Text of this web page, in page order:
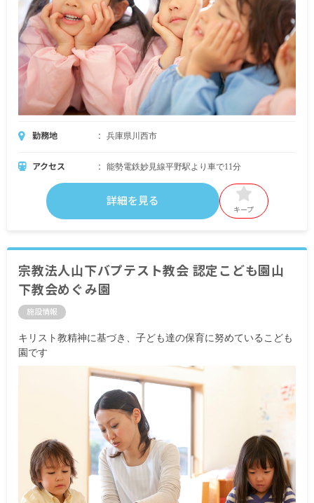
勤務地 兵庫県川西市
アクセス 能勢電鉄妙見線平野駅より車で11分
詳細を見る
キープ
宗教法人山下バプテスト教会 認定こども園山
下教会めぐみ園
施設情報
キリスト教精神に基づき、子ども達の保育に努めているこども
園です